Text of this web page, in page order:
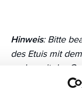
Hinweis: Bitte
des Etuis mit
und somit das
sich maximal